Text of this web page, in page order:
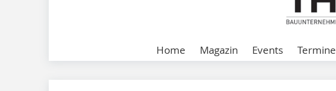
Home Magazin Events Termine